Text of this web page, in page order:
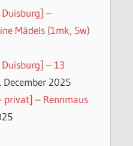
–
Mädels (1mk, 5w)
– 13
December 2025
privat] – Rennmaus